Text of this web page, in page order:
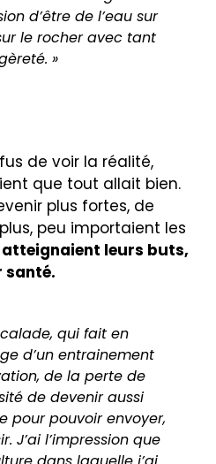
d’être de l’eau sur
le rocher avec tant
»
de voir la réalité,
que tout allait bien.
plus fortes, de
peu importaient les
atteignaient leurs buts,
santé.
qui fait en
d’un entrainement
de la perte de
de devenir aussi
pour pouvoir envoyer,
J’ai l’impression que